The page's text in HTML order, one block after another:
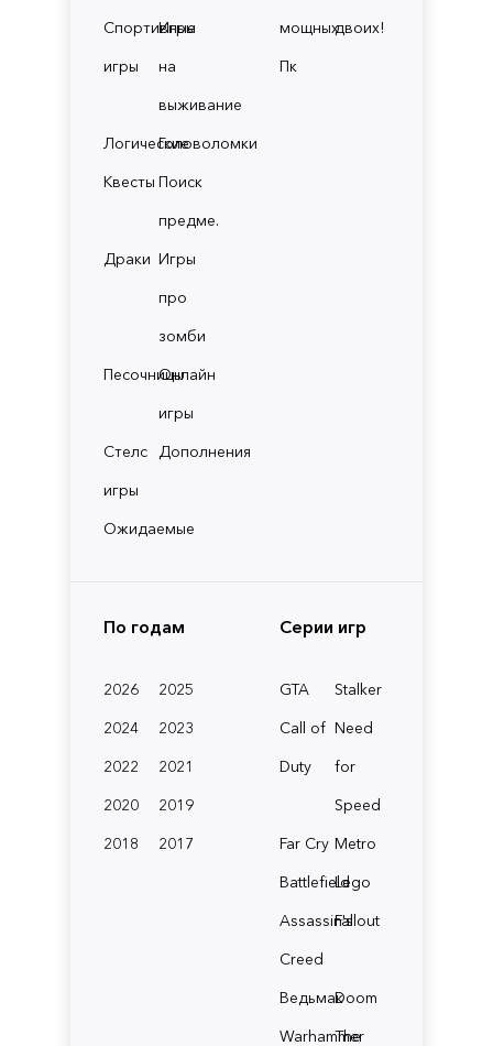
Спортивные
игры
Игры
на
выживание
ЛогическиеГоловоломки
Квесты Поиск
предме.
Драки Игры
про
зомби
ПесочницыОнлайн
игры
Стелс
игры
Дополнения
Ожидаемые
мощных
Пк
двоих!
По годам
2026
2025
2024
2023
2022
2021
2020
2019
2018
2017
Серии игр
GTA
Stalker
Call of
Duty
Need
for
Speed
Far Cry Metro
BattlefieldLego
Assassin's
Creed
Fallout
ВедьмакDoom
Warhammer
The